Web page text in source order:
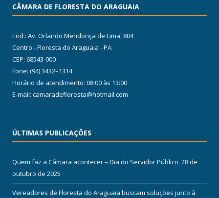
CÂMARA DE FLORESTA DO ARAGUAIA
End.: Av. Orlando Mendonça de Lima, 804
Centro - Floresta do Araguaia - PA
CEP: 68543-000
Fone: (94) 3432–1314
Horário de atendimento: 08:00 às 13:00
E-mail: camaradefloresta@hotmail.com
ÚLTIMAS PUBLICAÇÕES
Quem faz a Câmara acontecer – Dia do Servidor Público. 28 de
outubro de 2025
Vereadores de Floresta do Araguaia buscam soluções junto à